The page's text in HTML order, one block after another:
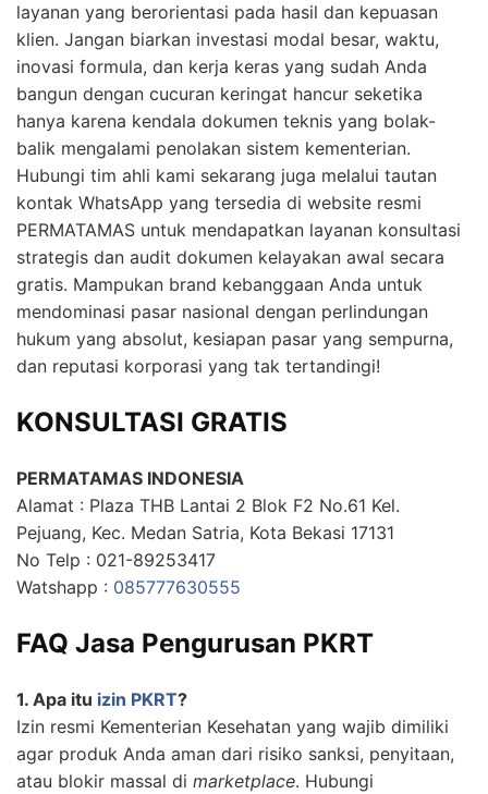
layanan yang berorientasi pada hasil dan kepuasan
klien. Jangan biarkan investasi modal besar, waktu,
inovasi formula, dan kerja keras yang sudah Anda
bangun dengan cucuran keringat hancur seketika
hanya karena kendala dokumen teknis yang bolak-
balik mengalami penolakan sistem kementerian.
Hubungi tim ahli kami sekarang juga melalui tautan
kontak WhatsApp yang tersedia di website resmi
PERMATAMAS untuk mendapatkan layanan konsultasi
strategis dan audit dokumen kelayakan awal secara
gratis. Mampukan brand kebanggaan Anda untuk
mendominasi pasar nasional dengan perlindungan
hukum yang absolut, kesiapan pasar yang sempurna,
dan reputasi korporasi yang tak tertandingi!
KONSULTASI GRATIS
PERMATAMAS INDONESIA
Alamat : Plaza THB Lantai 2 Blok F2 No.61 Kel.
Pejuang, Kec. Medan Satria, Kota Bekasi 17131
No Telp : 021-89253417
Watshapp : 085777630555
FAQ Jasa Pengurusan PKRT
1. Apa itu izin PKRT?
Izin resmi Kementerian Kesehatan yang wajib dimiliki
agar produk Anda aman dari risiko sanksi, penyitaan,
atau blokir massal di marketplace. Hubungi